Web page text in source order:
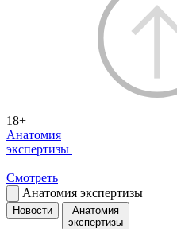
18+
Анатомия
экспертизы
Смотреть
Анатомия экспертизы
Новости
Анатомия
экспертизы